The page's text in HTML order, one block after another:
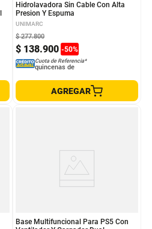
Hidrolavadora Sin Cable Con Alta
Presion Y Espuma
UNIMARC
$ 138.900 -50%
$ 277.800
Cuota de Referencia*
quincenas de
AGREGAR
Base Multifuncional Para PS5 Con